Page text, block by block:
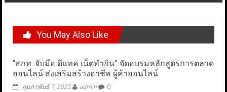
You May Also Like
“สภท. จับมือ ดีแทค เน็ตทำกิน” จัดอบรมหลักสูตรการตลาด
ออนไลน์ ส่งเสริมสร้างอาชีพ ผู้ค้าออนไลน์
กุมภาพันธ์ 7, 2022 admin 0